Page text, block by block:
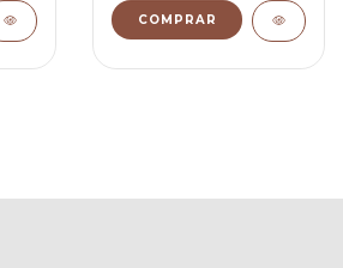
COMPRAR